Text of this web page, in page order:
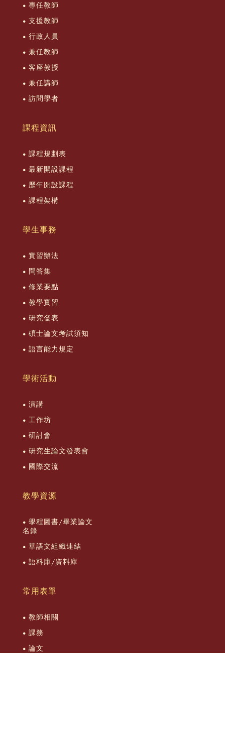
專任教師
支援教師
行政人員
兼任教師
客座教授
兼任講師
訪問學者
課程資訊
課程規劃表
最新開設課程
歷年開設課程
課程架構
學生事務
實習辦法
問答集
修業要點
教學實習
研究發表
碩士論文考試須知
語言能力規定
學術活動
演講
工作坊
研討會
研究生論文發表會
國際交流
教學資源
學程圖書/畢業論文
名錄
華語文組織連結
語料庫/資料庫
常用表單
教師相關
課務
論文